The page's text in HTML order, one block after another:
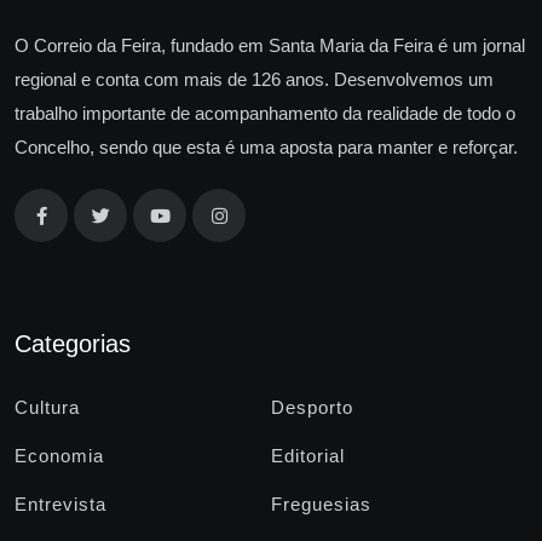
O Correio da Feira, fundado em Santa Maria da Feira é um jornal
regional e conta com mais de 126 anos. Desenvolvemos um
trabalho importante de acompanhamento da realidade de todo o
Concelho, sendo que esta é uma aposta para manter e reforçar.
Categorias
Cultura Desporto
Economia Editorial
Entrevista Freguesias